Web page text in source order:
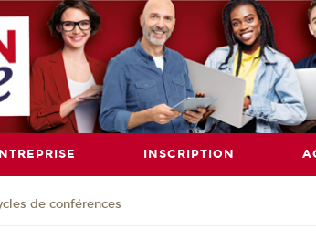
INSCRIPTION
de conférences